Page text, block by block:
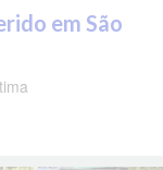
em São